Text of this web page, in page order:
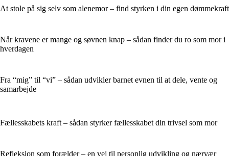
At stole på sig selv som alenemor – find styrken i din egen dømmekraft
Når kravene er mange og søvnen knap – sådan finder du ro som mor i
hverdagen
Fra “mig” til “vi” – sådan udvikler barnet evnen til at dele, vente og
samarbejde
Fællesskabets kraft – sådan styrker fællesskabet din trivsel som mor
Refleksion som forælder – en vej til personlig udvikling og nærvær